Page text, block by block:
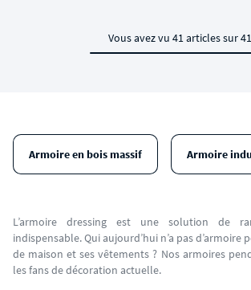
Vous avez vu 41 articles sur 41
Armoire en bois massif Armoire
L’armoire dressing est une solution de
indispensable. Qui aujourd’hui n’a pas d’armoire
de maison et ses vêtements ? Nos armoires
les fans de décoration actuelle.